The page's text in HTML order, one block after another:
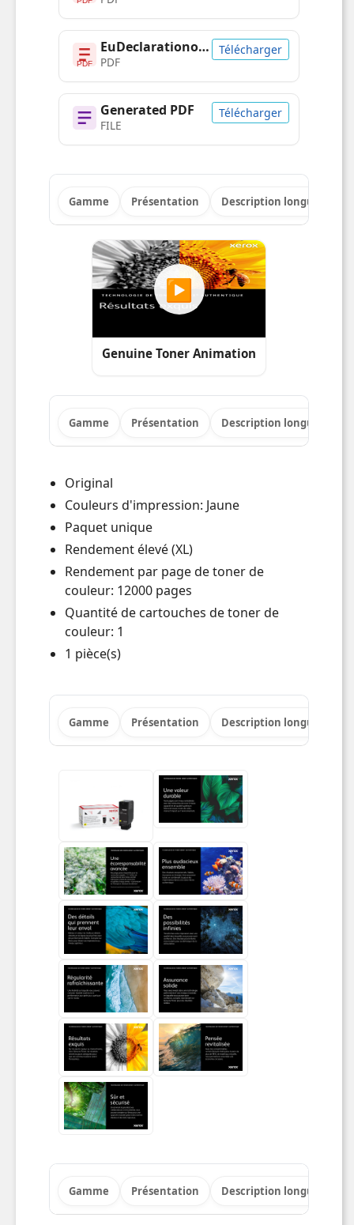
PDF
EuDeclarationofConfirmityLink FR 1
PDF
Télécharger
Generated PDF
FILE
Télécharger
Gamme Présentation Description longue
▶
Genuine Toner Animation
Gamme Présentation Description longue
Original
Couleurs d'impression: Jaune
Paquet unique
Rendement élevé (XL)
Rendement par page de toner de
couleur: 12000 pages
Quantité de cartouches de toner de
couleur: 1
1 pièce(s)
Gamme Présentation Description longue
Gamme Présentation Description longue